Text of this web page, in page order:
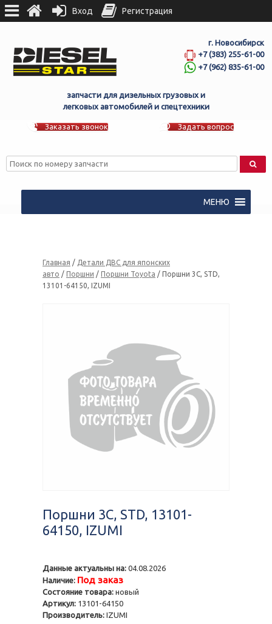
г. Новосибирск
+7 (383) 255-61-00
+7 (962) 835-61-00
запчасти для дизельных грузовых и
легковых автомобилей и спецтехники
Заказать звонок Задать вопрос
МЕНЮ
Главная / Детали ДВС для японских
авто / Поршни / Поршни Toyota / Поршни 3C, STD,
13101-64150, IZUMI
Поршни 3C, STD, 13101-
64150, IZUMI
Данные актуальны на: 04.08.2026
Наличие: Под заказ
Состояние товара: новый
Артикул: 13101-64150
Производитель: IZUMI
Вход Регистрация